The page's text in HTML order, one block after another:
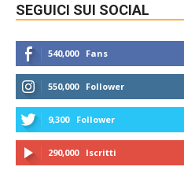
SEGUICI SUI SOCIAL
540,000 Fans
550,000 Follower
9,300 Follower
290,000 Iscritti